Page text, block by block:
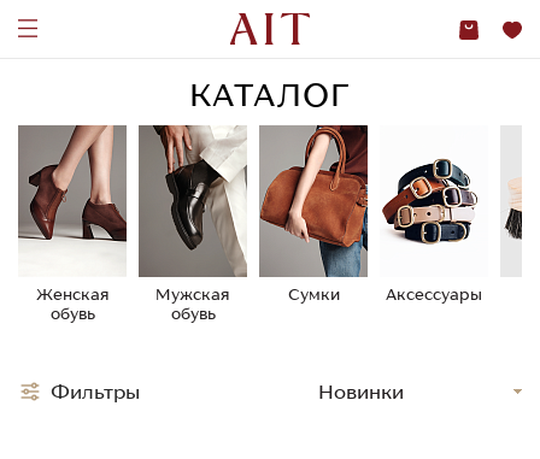
КАТАЛОГ
Женская
обувь
Мужская
обувь
Сумки Аксессуары
Фильтры